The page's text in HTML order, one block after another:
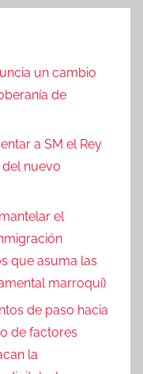
un cambio
de
a SM el Rey
nuevo
el
que asuma las
marroquí)
de paso hacia
de factores
la